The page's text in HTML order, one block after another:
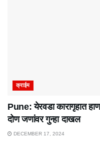
क्राईम
Pune: येरवडा कारागृहात
दोण जणांवर गुन्हा दाखल
DECEMBER 17, 2024